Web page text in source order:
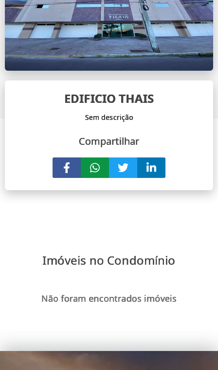
EDIFICIO THAIS
Sem descrição
Compartilhar
Imóveis no Condomínio
Não foram encontrados imóveis